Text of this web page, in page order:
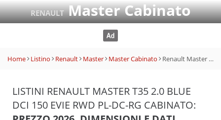
RENAULTMaster Cabinato
Home Listino Renault Master Master Cabinato Renault Master T35 2.0 Blue dCi 150 EVIe RWD PL-DC-RG Cabinato
LISTINI RENAULT MASTER T35 2.0 BLUE
DCI 150 EVIE RWD PL-DC-RG CABINATO: